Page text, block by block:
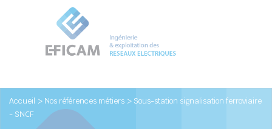
Accueil > Nos références métiers > Sous-station signalisation ferroviaire
- SNCF